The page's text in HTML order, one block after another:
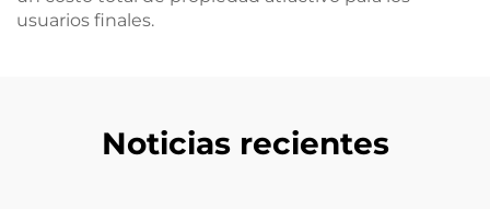
usuarios finales.
Noticias recientes